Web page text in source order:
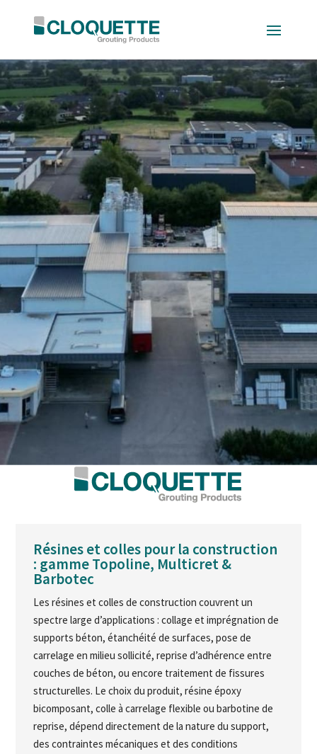
Résines et colles pour la construction
: gamme Topoline, Multicret &
Barbotec
Les résines et colles de construction couvrent un
spectre large d’applications : collage et imprégnation de
supports béton, étanchéité de surfaces, pose de
carrelage en milieu sollicité, reprise d’adhérence entre
couches de béton, ou encore traitement de fissures
structurelles. Le choix du produit, résine époxy
bicomposant, colle à carrelage flexible ou barbotine de
reprise, dépend directement de la nature du support,
des contraintes mécaniques et des conditions